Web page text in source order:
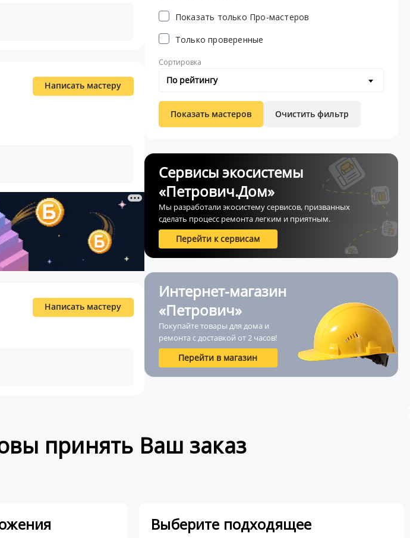
Написать мастеру
Написать мастеру
Показать только Про-мастеров
Только проверенные
Сортировка
По рейтингу
Показать мастеров Очистить фильтр
Сервисы экосистемы
«Петрович.Дом»
Мы разработали экосистему сервисов, призванных
сделать процесс ремонта легким и приятным.
Перейти к сервисам
Интернет-магазин
«Петрович»
Покупайте товары для дома и
ремонта с доставкой от 2 часов!
Перейти в магазин
принять Ваш заказ
Выберите подходящее